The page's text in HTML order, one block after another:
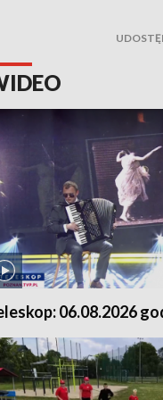
06.08.2026